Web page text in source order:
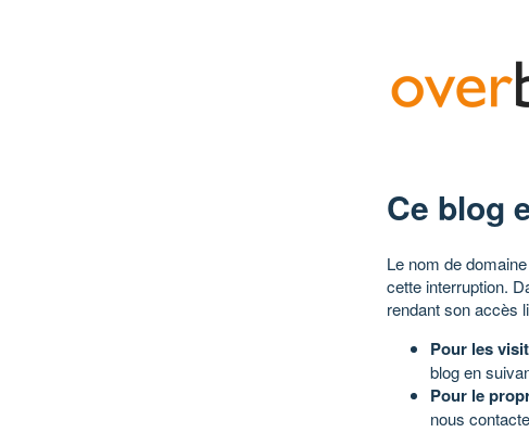
Ce blog
Le nom de
cette interruption.
rendant son accès
Pour les
blog en
Pour le
nous